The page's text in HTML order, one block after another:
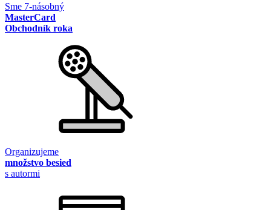
Sme 7-násobný
MasterCard
Obchodník roka
Organizujeme
množstvo besied
s autormi